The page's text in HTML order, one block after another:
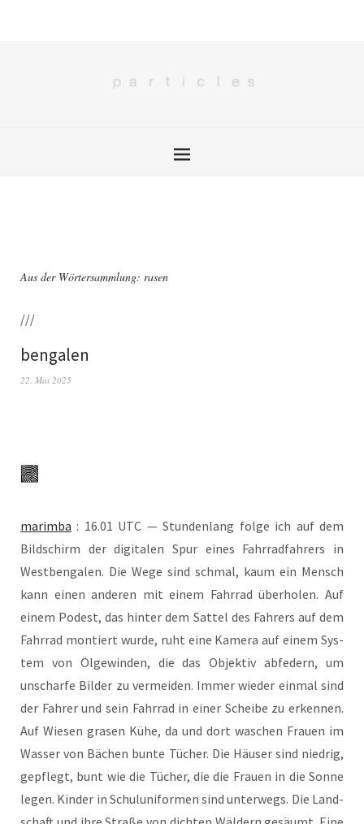
Aus der Wörtersammlung: rasen
///
bengalen
22. Mai 2025
marim­ba : 16.01 UTC — Stun­den­lang fol­ge ich auf dem
Bild­schirm der digi­ta­len Spur eines Fahr­rad­fah­rers in
West­ben­ga­len. Die Wege sind schmal, kaum ein Mensch
kann einen ande­ren mit einem Fahr­rad über­ho­len. Auf
einem Podest, das hin­ter dem Sat­tel des Fah­rers auf dem
Fahr­rad mon­tiert wur­de, ruht eine Kame­ra auf einem Sys­
tem von Ölge­win­den, die das Objek­tiv abfe­dern, um
unschar­fe Bil­der zu ver­mei­den. Immer wie­der ein­mal sind
der Fah­rer und sein Fahr­rad in einer Schei­be zu erken­nen.
Auf Wie­sen gra­sen Kühe, da und dort waschen Frau­en im
Was­ser von Bächen bun­te Tücher. Die Häu­ser sind nied­rig,
gepflegt, bunt wie die Tücher, die die Frau­en in die Son­ne
legen. Kin­der in Schul­uni­for­men sind unter­wegs. Die Land­